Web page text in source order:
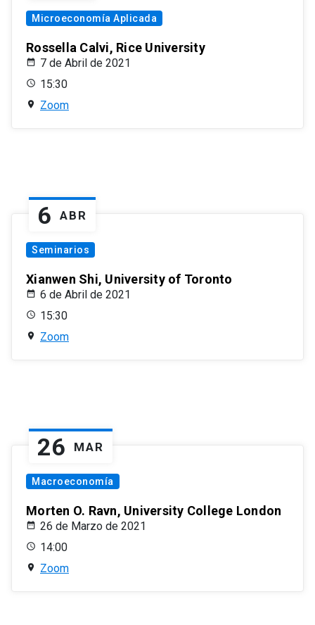
Microeconomía Aplicada
Rossella Calvi, Rice University
7 de Abril de 2021
15:30
Zoom
6 ABR
Seminarios
Xianwen Shi, University of Toronto
6 de Abril de 2021
15:30
Zoom
26 MAR
Macroeconomía
Morten O. Ravn, University College London
26 de Marzo de 2021
14:00
Zoom